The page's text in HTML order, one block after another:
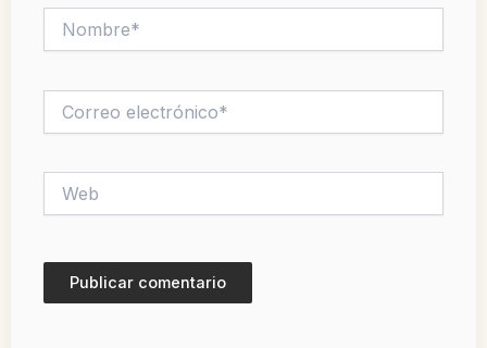
electrónico*